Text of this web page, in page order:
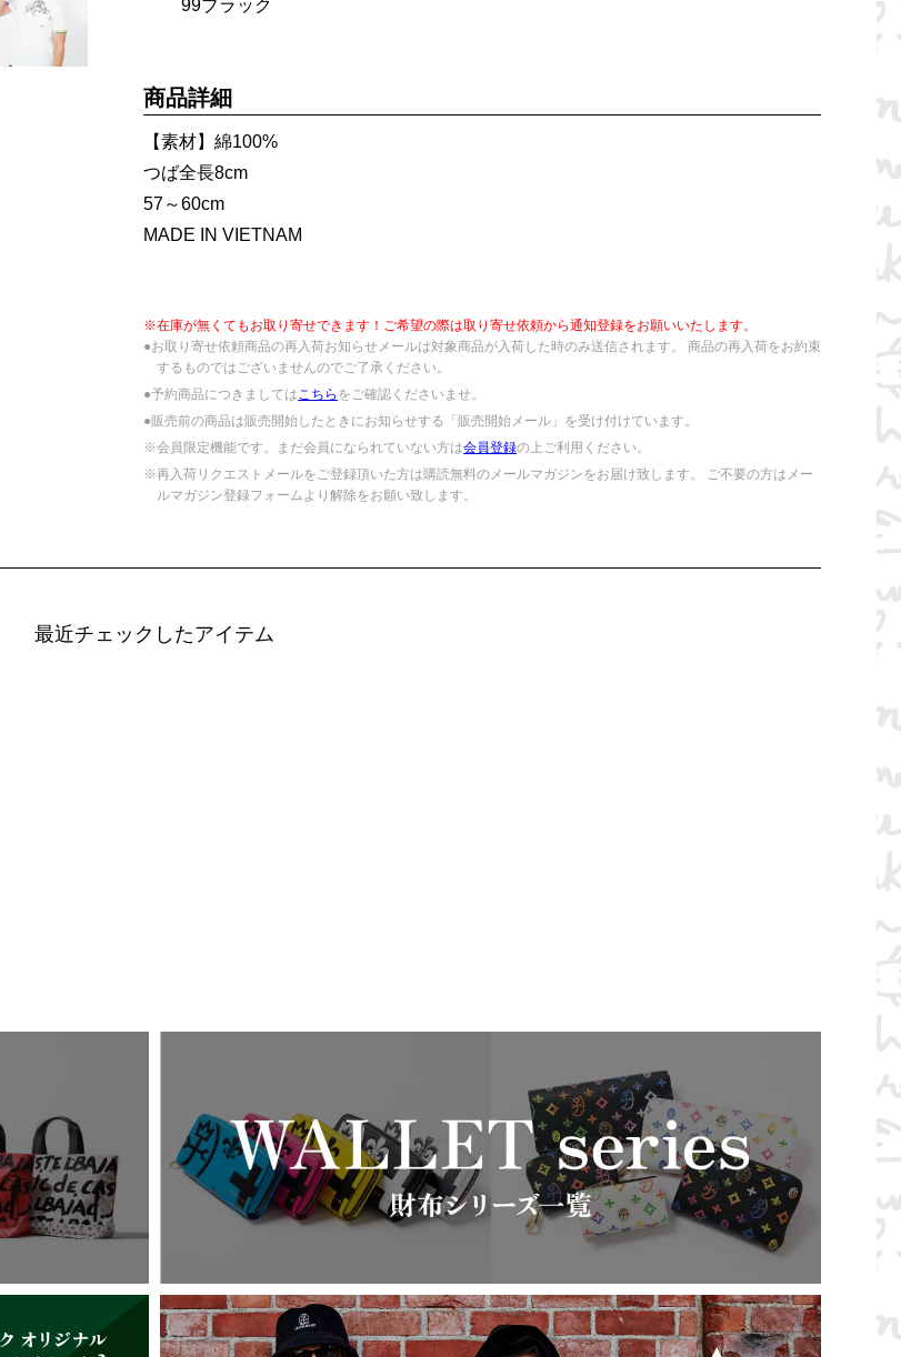
99ブラック
商品詳細
【素材】綿100%
つば全長8cm
57～60cm
MADE IN VIETNAM
※在庫が無くてもお取り寄せできます！ご希望の際は取り寄せ依頼から通知登録をお願いいたします。
●お取り寄せ依頼商品の再入荷お知らせメールは対象商品が入荷した時のみ送信されます。 商品の再入荷をお約束
するものではございませんのでご了承ください。
●予約商品につきましてはこちら をご確認くださいませ。
●販売前の商品は販売開始したときにお知らせする「販売開始メール」を受け付けています。
※会員限定機能です。まだ会員になられていない方は会員登録の上ご利用ください。
※再入荷リクエストメールをご登録頂いた方は購読無料のメールマガジンをお届け致します。 ご不要の方はメー
ルマガジン登録フォームより解除をお願い致します。
最近チェックしたアイテム